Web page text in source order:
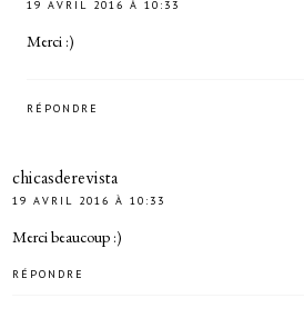
19 AVRIL 2016 À 10:33
Merci :)
RÉPONDRE
chicasderevista
19 AVRIL 2016 À 10:33
Merci beaucoup :)
RÉPONDRE